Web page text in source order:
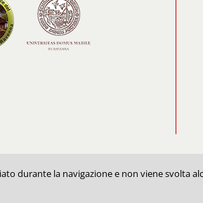
|
durante la navigazione e non viene svolta